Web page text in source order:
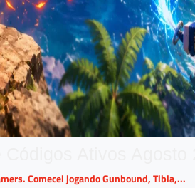
Comecei jogando Gunbound, Tibia,...